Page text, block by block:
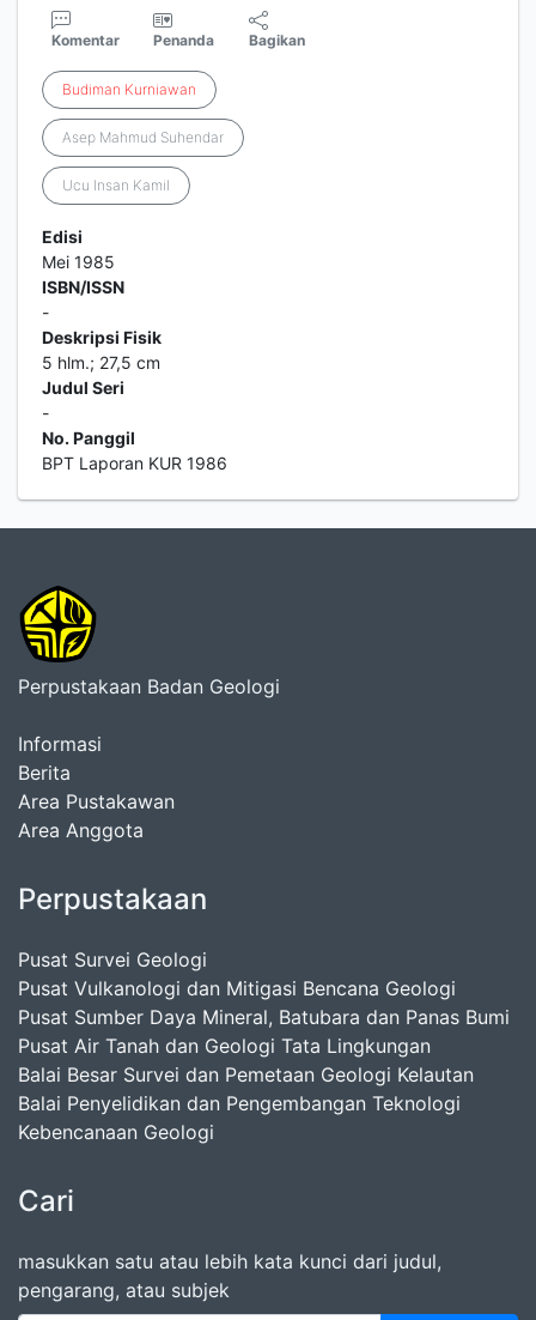
Komentar Penanda Bagikan
Budiman Kurniawan
Asep Mahmud Suhendar
Ucu Insan Kamil
Edisi
Mei 1985
ISBN/ISSN
-
Deskripsi Fisik
5 hlm.; 27,5 cm
Judul Seri
-
No. Panggil
BPT Laporan KUR 1986
Perpustakaan Badan Geologi
Informasi
Berita
Area Pustakawan
Area Anggota
Perpustakaan
Pusat Survei Geologi
Pusat Vulkanologi dan Mitigasi Bencana Geologi
Pusat Sumber Daya Mineral, Batubara dan Panas Bumi
Pusat Air Tanah dan Geologi Tata Lingkungan
Balai Besar Survei dan Pemetaan Geologi Kelautan
Balai Penyelidikan dan Pengembangan Teknologi
Kebencanaan Geologi
Cari
masukkan satu atau lebih kata kunci dari judul,
pengarang, atau subjek